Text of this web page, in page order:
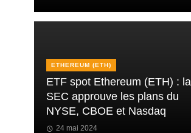
ETHEREUM (ETH)
ETF spot Ethereum (ETH) : la
SEC approuve les plans du
NYSE, CBOE et Nasdaq
24 mai 2024